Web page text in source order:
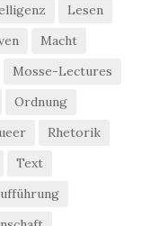
Lesen
Macht
Mosse-Lectures
Ordnung
Rhetorik
Text